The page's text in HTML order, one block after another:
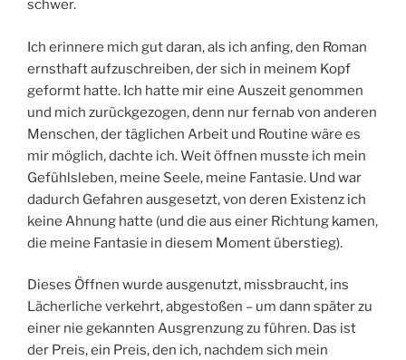
schwer.
Ich erinnere mich gut daran, als ich anfing, den Roman
ernsthaft aufzuschreiben, der sich in meinem Kopf
geformt hatte. Ich hatte mir eine Auszeit genommen
und mich zurückgezogen, denn nur fernab von anderen
Menschen, der täglichen Arbeit und Routine wäre es
mir möglich, dachte ich. Weit öffnen musste ich mein
Gefühlsleben, meine Seele, meine Fantasie. Und war
dadurch Gefahren ausgesetzt, von deren Existenz ich
keine Ahnung hatte (und die aus einer Richtung kamen,
die meine Fantasie in diesem Moment überstieg).
Dieses Öffnen wurde ausgenutzt, missbraucht, ins
Lächerliche verkehrt, abgestoßen – um dann später zu
einer nie gekannten Ausgrenzung zu führen. Das ist
der Preis, ein Preis, den ich, nachdem sich mein